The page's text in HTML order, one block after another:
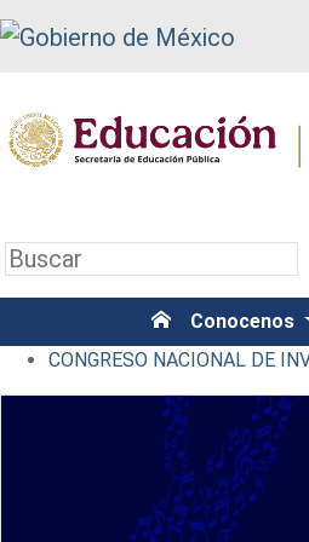
Conocenos
CONGRESO NACIONAL DE